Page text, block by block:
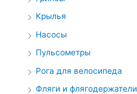
Крылья
Насосы
Пульсометры
Рога для велосипеда
Фляги и флягодержатели